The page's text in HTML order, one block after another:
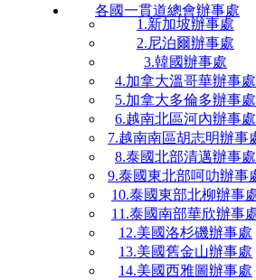
各國一貫道總會辦事處
1.新加坡辦事處
2.尼泊爾辦事處
3.韓國辦事處
4.加拿大溫哥華辦事處
5.加拿大多倫多辦事處
6.越南北區河內辦事處
7.越南南區胡志明辦事
8.泰國北部清邁辦事處
9.泰國東北部呵叻辦事
10.泰國東部北柳辦事
11.泰國南部華欣辦事
12.美國洛杉磯辦事處
13.美國舊金山辦事處
14.美國西雅圖辦事處